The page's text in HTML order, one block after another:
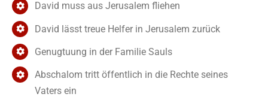
David muss aus Jerusalem fliehen
David lässt treue Helfer in Jerusalem zurück
Genugtuung in der Familie Sauls
Abschalom tritt öffentlich in die Rechte seines
Vaters ein